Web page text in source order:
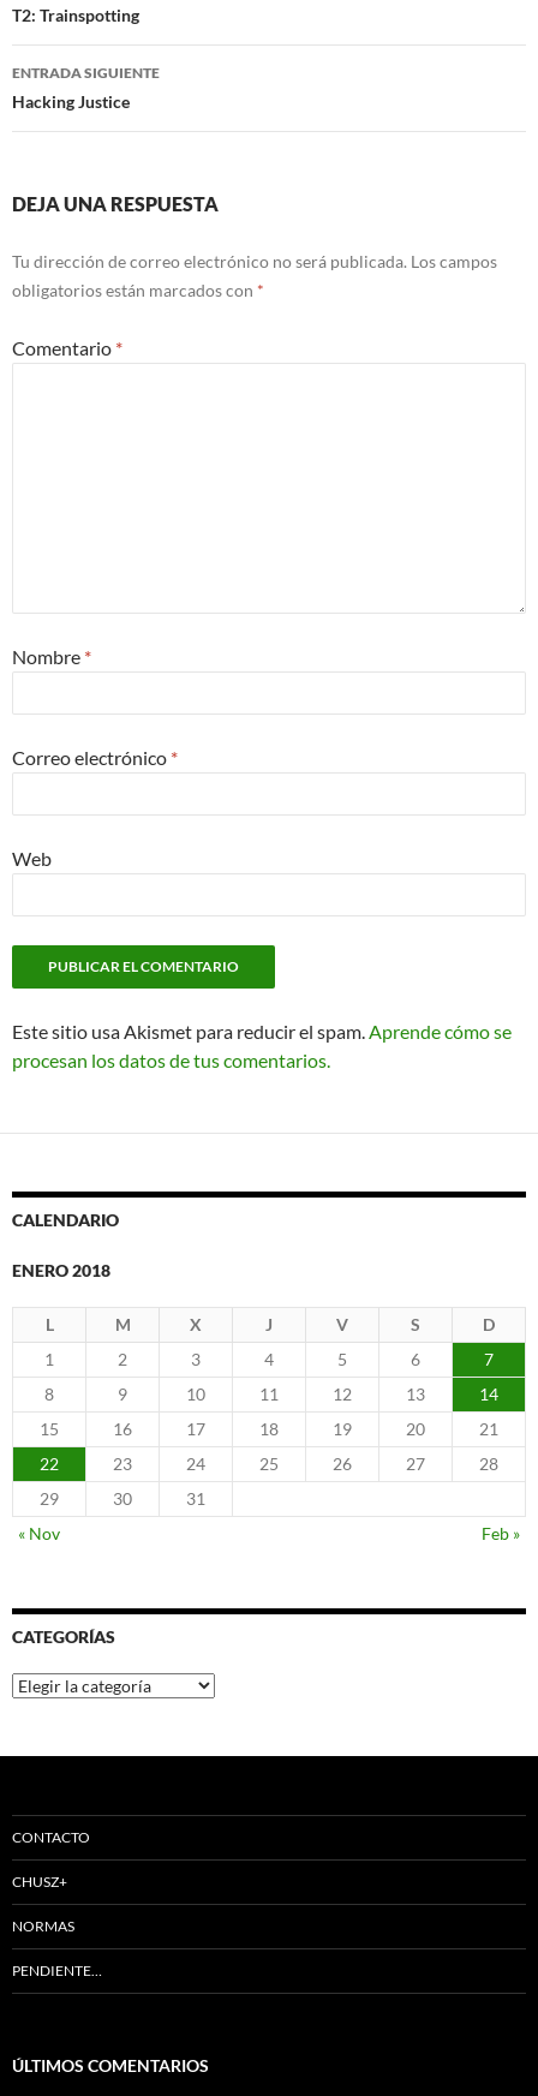
de
entradas
T2: Trainspotting
ENTRADA SIGUIENTE
Hacking Justice
DEJA UNA RESPUESTA
Tu dirección de correo electrónico no será publicada. Los campos
obligatorios están marcados con *
Comentario *
Nombre *
Correo electrónico *
Web
Este sitio usa Akismet para reducir el spam.Aprende cómo se
procesan los datos de tus comentarios.
CALENDARIO
ENERO 2018
L M X J V S
D
1
2 3 4 5 6
7
8
9 10 11 12 13
14
15
16 17 18 19 20
21
22
23 24 25 26 27
28
29
30
31
« Nov
Feb »
CATEGORÍAS
Categorías
CONTACTO
CHUSZ+
NORMAS
PENDIENTE…
ÚLTIMOS COMENTARIOS